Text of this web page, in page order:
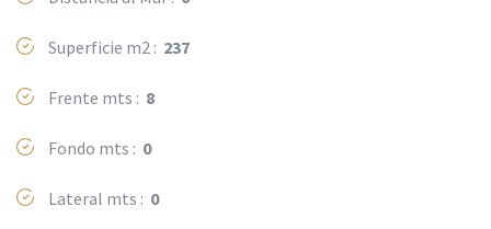
Superficie m2 : 237
Frente mts : 8
Fondo mts : 0
Lateral mts : 0